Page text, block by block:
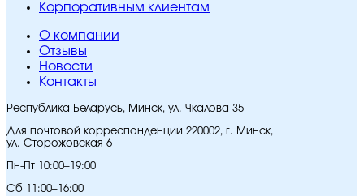
Корпоративным клиентам
O компании
Отзывы
Новости
Контакты
Республика Беларусь, Минск, ул. Чкалова 35
Для почтовой корреспонденции 220002, г. Минск,
ул. Сторожовская 6
Пн-Пт 10:00–19:00
Сб 11:00–16:00